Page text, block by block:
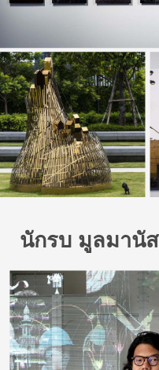
นักรบ มูลมานัส